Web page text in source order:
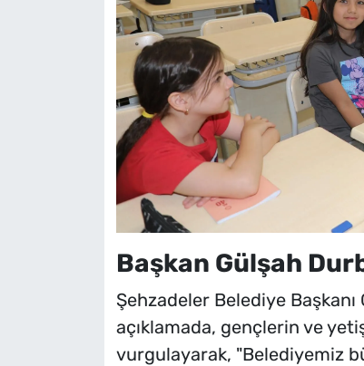
Başkan Gülşah
Şehzadeler Belediye
açıklamada, gençlerin ve
vurgulayarak, "Belediyemiz